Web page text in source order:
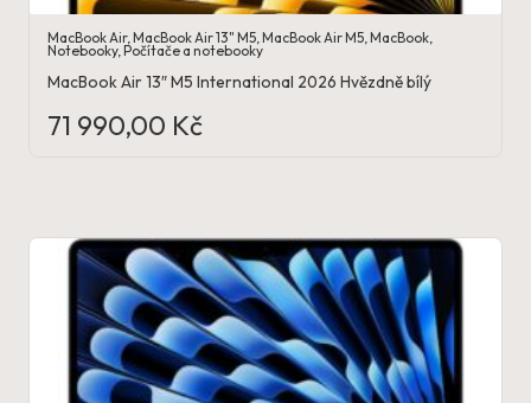
MacBook Air,MacBook Air 13" M5,MacBook Air M5,MacBook,
Notebooky,Počítače a notebooky
MacBook Air 13″ M5 International 2026 Hvězdně bílý
71 990,00 Kč